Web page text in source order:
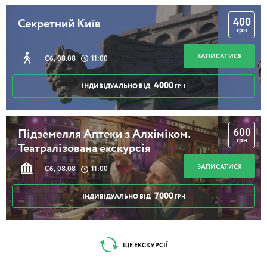
Секретний Київ
Сб, 08.08 11:00
400
грн
ЗАПИСАТИСЯ
ІНДИВІДУАЛЬНО ВІД 4000 ГРН
Підземелля Аптеки з Алхіміком.
Театралізована екскурсія
Сб, 08.08 11:00
600
грн
ЗАПИСАТИСЯ
ІНДИВІДУАЛЬНО ВІД 7000 ГРН
ЩЕ ЕКСКУРСІЇ